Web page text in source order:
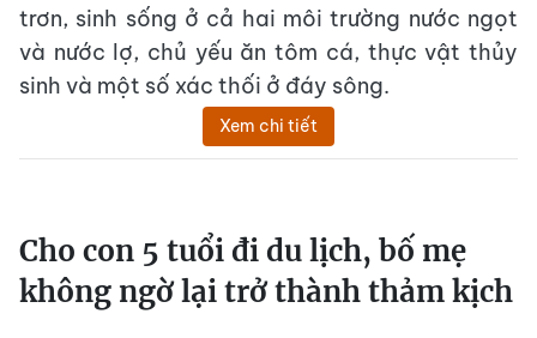
trơn, sinh sống ở cả hai môi trường nước ngọt
và nước lợ, chủ yếu ăn tôm cá, thực vật thủy
sinh và một số xác thối ở đáy sông.
Xem chi tiết
Cho con 5 tuổi đi du lịch, bố mẹ
không ngờ lại trở thành thảm kịch